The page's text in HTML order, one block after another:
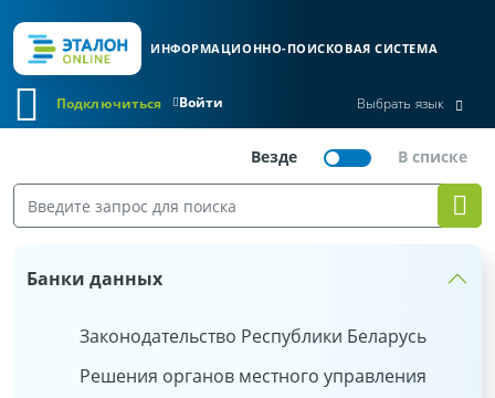
ИНФОРМАЦИОННО-ПОИСКОВАЯ СИСТЕМА
Войти
Подключиться Выбрать язык
Банки данных
Законодательство Республики Беларусь
Решения органов местного управления